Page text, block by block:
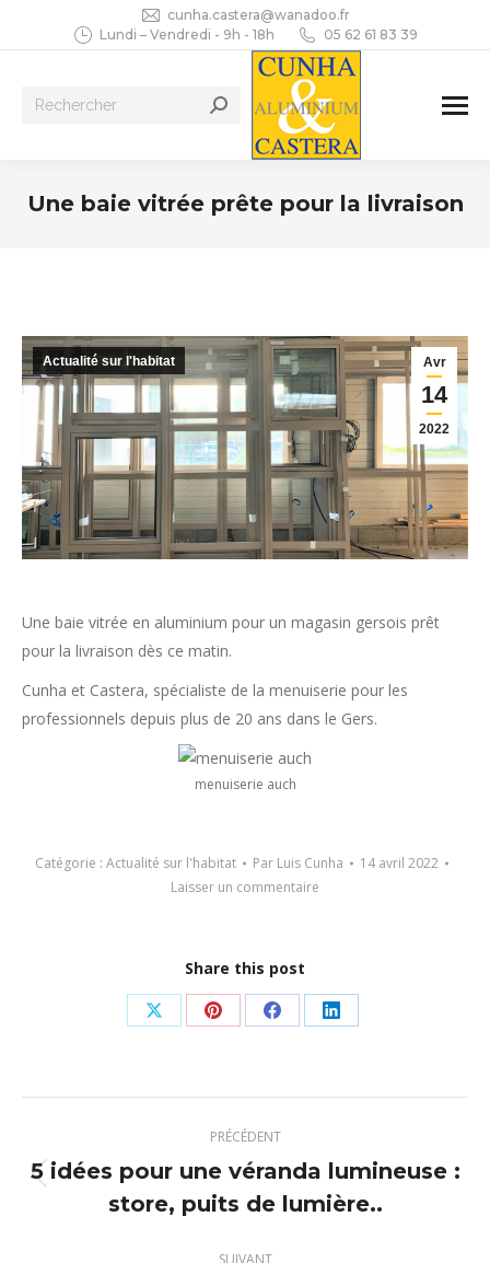
cunha.castera@wanadoo.fr
Lundi – Vendredi - 9h - 18h
05 62 61 83 39
Recherche
Une baie vitrée prête pour la livraison
Avr
14
2022
Actualité sur l'habitat
Une baie vitrée en aluminium pour un magasin gersois prêt
pour la livraison dès ce matin.
Cunha et Castera, spécialiste de la menuiserie pour les
professionnels depuis plus de 20 ans dans le Gers.
menuiserie auch
Catégorie : Actualité sur l'habitat Par Luis Cunha
14 avril 2022
Laisser un commentaire
Share this post
Partager
X
Partager
Pinterest
Partager
Facebook
Partager
LinkedIn
article
PRÉCÉDENT
Article
précédent
5 idées pour une véranda lumineuse :
store, puits de lumière..
SUIVANT